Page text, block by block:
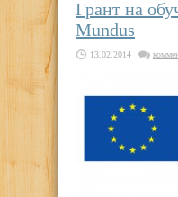
Грант на
Mundus
13.02.2014